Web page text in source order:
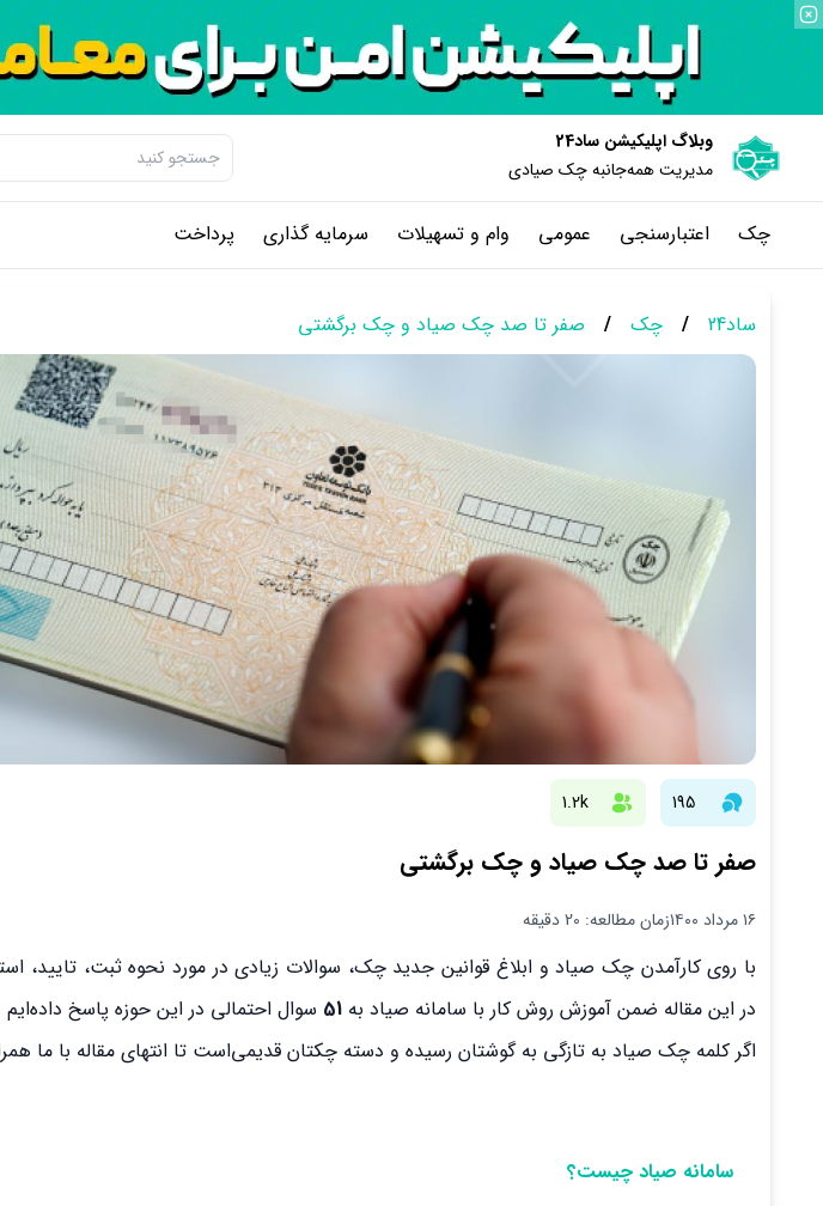
وبلاگ اپلیکیشن ساد24
مدیریت همه‌جانبه چک‌ صیادی
چک اعتبارسنجی عمومی وام و تسهیلات سرمایه گذاری پرداخت
ساد24 / چک / صفر تا صد چک صیاد و چک برگشتی
195
1.2k
صفر تا صد چک صیاد و چک برگشتی
۱۶ مرداد ۱۴۰۰ زمان مطالعه: 20 دقیقه
با روی کارآمدن چک صیاد و ابلاغ قوانین جدید چک، سوالات زیادی در مورد نحوه ثبت، تایید،
در این مقاله ضمن آموزش روش کار با سامانه صیاد به 51 سوال احتمالی در این حوزه پاسخ داده‌ایم
اگر کلمه چک صیاد به تازگی به گوشتان رسیده و دسته چکتان قدیمی‌است تا انتهای مقاله با ما
سامانه صیاد چیست؟